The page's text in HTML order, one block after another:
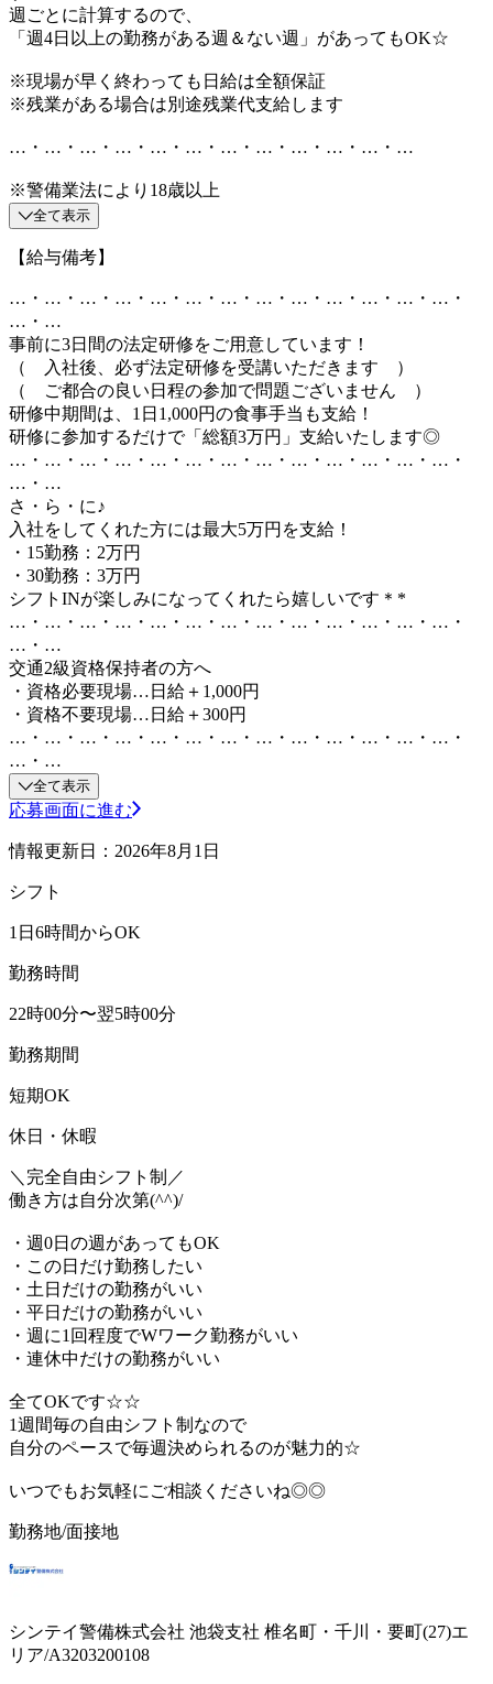
週ごとに計算するので、
「週4日以上の勤務がある週＆ない週」があってもOK☆
※現場が早く終わっても日給は全額保証
※残業がある場合は別途残業代支給します
…・…・…・…・…・…・…・…・…・…・…・…
※警備業法により18歳以上
全て表示
【給与備考】
…・…・…・…・…・…・…・…・…・…・…・…・…・
…・…
事前に3日間の法定研修をご用意しています！
（ 入社後、必ず法定研修を受講いただきます ）
（ ご都合の良い日程の参加で問題ございません ）
研修中期間は、1日1,000円の食事手当も支給！
研修に参加するだけで「総額3万円」支給いたします◎
…・…・…・…・…・…・…・…・…・…・…・…・…・
…・…
さ・ら・に♪
入社をしてくれた方には最大5万円を支給！
・15勤務：2万円
・30勤務：3万円
シフトINが楽しみになってくれたら嬉しいです＊*
…・…・…・…・…・…・…・…・…・…・…・…・…・
…・…
交通2級資格保持者の方へ
・資格必要現場…日給＋1,000円
・資格不要現場…日給＋300円
…・…・…・…・…・…・…・…・…・…・…・…・…・
…・…
全て表示
応募画面に進む
情報更新日：2026年8月1日
シフト
1日6時間からOK
勤務時間
22時00分〜翌5時00分
勤務期間
短期OK
休日・休暇
＼完全自由シフト制／
働き方は自分次第(^^)/
・週0日の週があってもOK
・この日だけ勤務したい
・土日だけの勤務がいい
・平日だけの勤務がいい
・週に1回程度でWワーク勤務がいい
・連休中だけの勤務がいい
全てOKです☆☆
1週間毎の自由シフト制なので
自分のペースで毎週決められるのが魅力的☆
いつでもお気軽にご相談くださいね◎◎
勤務地/面接地
シンテイ警備株式会社 池袋支社 椎名町・千川・要町(27)エ
リア/A3203200108